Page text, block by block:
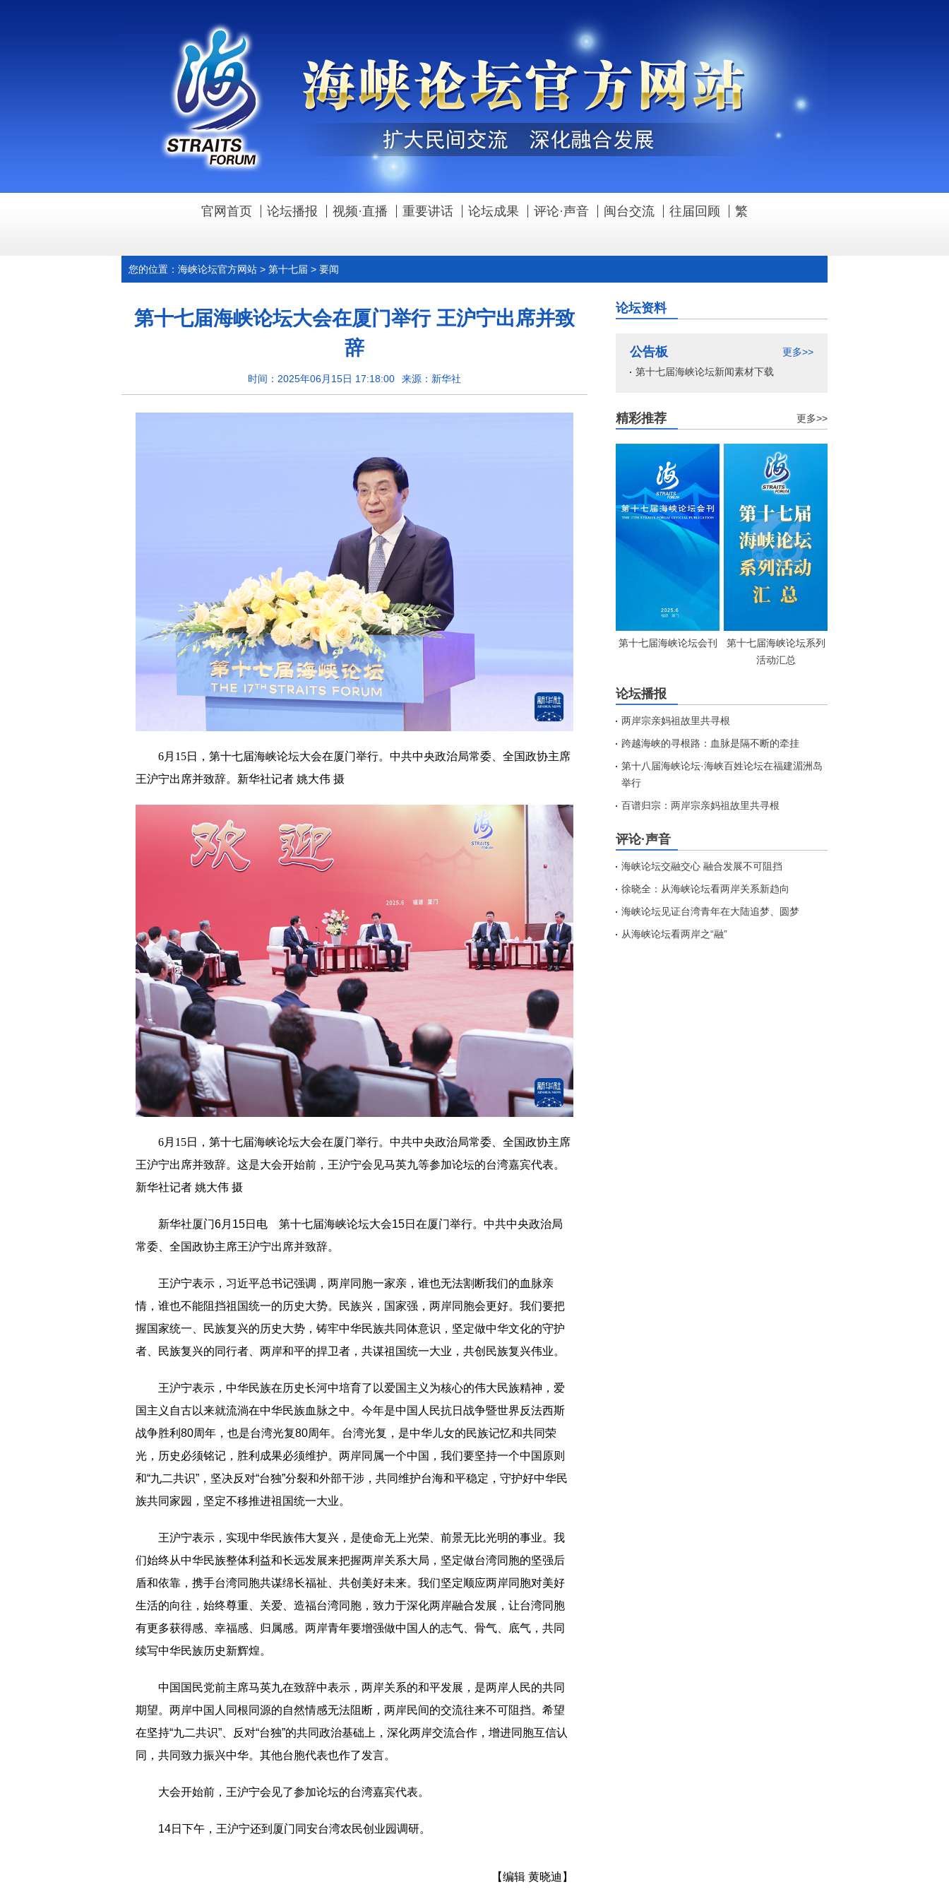
官网首页 论坛播报 视频·直播 重要讲话 论坛成果 评论·声音 闽台交流 往届回顾 繁
您的位置： 海峡论坛官方网站 > 第十七届 > 要闻
第十七届海峡论坛大会在厦门举行 王沪宁出席并致
辞
时间：2025年06月15日 17:18:00 来源：新华社
6月15日，第十七届海峡论坛大会在厦门举行。中共中央政治局常委、全国政协主席
王沪宁出席并致辞。新华社记者 姚大伟 摄
6月15日，第十七届海峡论坛大会在厦门举行。中共中央政治局常委、全国政协主席
王沪宁出席并致辞。这是大会开始前，王沪宁会见马英九等参加论坛的台湾嘉宾代表。
新华社记者 姚大伟 摄
新华社厦门6月15日电 第十七届海峡论坛大会15日在厦门举行。中共中央政治局
常委、全国政协主席王沪宁出席并致辞。
王沪宁表示，习近平总书记强调，两岸同胞一家亲，谁也无法割断我们的血脉亲
情，谁也不能阻挡祖国统一的历史大势。民族兴，国家强，两岸同胞会更好。我们要把
握国家统一、民族复兴的历史大势，铸牢中华民族共同体意识，坚定做中华文化的守护
者、民族复兴的同行者、两岸和平的捍卫者，共谋祖国统一大业，共创民族复兴伟业。
王沪宁表示，中华民族在历史长河中培育了以爱国主义为核心的伟大民族精神，爱
国主义自古以来就流淌在中华民族血脉之中。今年是中国人民抗日战争暨世界反法西斯
战争胜利80周年，也是台湾光复80周年。台湾光复，是中华儿女的民族记忆和共同荣
光，历史必须铭记，胜利成果必须维护。两岸同属一个中国，我们要坚持一个中国原则
和“九二共识”，坚决反对“台独”分裂和外部干涉，共同维护台海和平稳定，守护好中华民
族共同家园，坚定不移推进祖国统一大业。
王沪宁表示，实现中华民族伟大复兴，是使命无上光荣、前景无比光明的事业。我
们始终从中华民族整体利益和长远发展来把握两岸关系大局，坚定做台湾同胞的坚强后
盾和依靠，携手台湾同胞共谋绵长福祉、共创美好未来。我们坚定顺应两岸同胞对美好
生活的向往，始终尊重、关爱、造福台湾同胞，致力于深化两岸融合发展，让台湾同胞
有更多获得感、幸福感、归属感。两岸青年要增强做中国人的志气、骨气、底气，共同
续写中华民族历史新辉煌。
中国国民党前主席马英九在致辞中表示，两岸关系的和平发展，是两岸人民的共同
期望。两岸中国人同根同源的自然情感无法阻断，两岸民间的交流往来不可阻挡。希望
在坚持“九二共识”、反对“台独”的共同政治基础上，深化两岸交流合作，增进同胞互信认
同，共同致力振兴中华。其他台胞代表也作了发言。
大会开始前，王沪宁会见了参加论坛的台湾嘉宾代表。
14日下午，王沪宁还到厦门同安台湾农民创业园调研。
【编辑 黄晓迪】
论坛资料
更多>>
公告板
第十七届海峡论坛新闻素材下载
更多>>
精彩推荐
第十七届海峡论坛会刊
第十七届海峡论坛系列
活动汇总
论坛播报
两岸宗亲妈祖故里共寻根
跨越海峡的寻根路：血脉是隔不断的牵挂
第十八届海峡论坛·海峡百姓论坛在福建湄洲岛
举行
百谱归宗：两岸宗亲妈祖故里共寻根
评论·声音
海峡论坛交融交心 融合发展不可阻挡
徐晓全：从海峡论坛看两岸关系新趋向
海峡论坛见证台湾青年在大陆追梦、圆梦
从海峡论坛看两岸之“融”